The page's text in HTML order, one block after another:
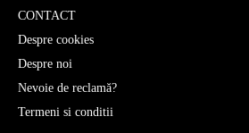
CONTACT
Despre cookies
Despre noi
Nevoie de reclamă?
Termeni si conditii